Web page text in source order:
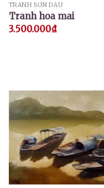
TRANH SƠN DẦU
Tranh hoa mai
3.500.000₫